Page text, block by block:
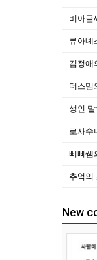
비아글
류아녜
김정애
더스밈
성인
로사수
삐삐쌤
추억의
New